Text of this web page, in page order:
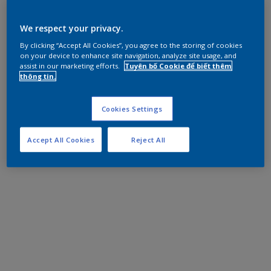
We respect your privacy.
By clicking “Accept All Cookies”, you agree to the storing of cookies
on your device to enhance site navigation, analyze site usage, and
assist in our marketing efforts.
Tuyên bố Cookie để biết thêm
thông tin.
Cookies Settings
Reject All
Accept All Cookies